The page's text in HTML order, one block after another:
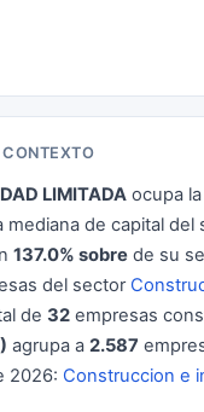
LIMITADA ocupa
mediana de capital del
137.0% sobre de su
del sector
de 32 empresas
agrupa a 2.587
2026: Construccion e